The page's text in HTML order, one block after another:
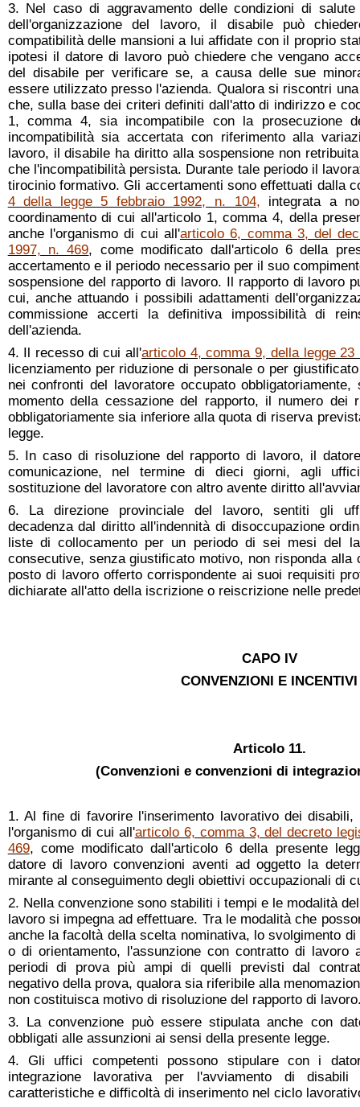
3. Nel caso di aggravamento delle condizioni di
dell'organizzazione del lavoro, il disabile può
compatibilità delle mansioni a lui affidate con il proprio
ipotesi il datore di lavoro può chiedere che vengano
del disabile per verificare se, a causa delle sue
essere utilizzato presso l'azienda. Qualora si riscontri
che, sulla base dei criteri definiti dall'atto di indirizzo e
1, comma 4, sia incompatibile con la prosecuzione
incompatibilità sia accertata con riferimento alla
lavoro, il disabile ha diritto alla sospensione non
che l'incompatibilità persista. Durante tale periodo il
tirocinio formativo. Gli accertamenti sono effettuati dalla
4 della legge 5 febbraio 1992, n. 104, integrata a
coordinamento di cui all'articolo 1, comma 4, della
anche l'organismo di cui all'articolo 6, comma 3, del
1997, n. 469, come modificato dall'articolo 6 della
accertamento e il periodo necessario per il suo
sospensione del rapporto di lavoro. Il rapporto di lavoro
cui, anche attuando i possibili adattamenti
commissione accerti la definitiva impossibilità di
dell'azienda.
4. Il recesso di cui all'articolo 4, comma 9, della legge 23
licenziamento per riduzione di personale o per
nei confronti del lavoratore occupato
momento della cessazione del rapporto, il numero dei
obbligatoriamente sia inferiore alla quota di riserva
legge.
5. In caso di risoluzione del rapporto di lavoro, il
comunicazione, nel termine di dieci giorni, agli
sostituzione del lavoratore con altro avente diritto
6. La direzione provinciale del lavoro, sentiti gli
decadenza dal diritto all'indennità di disoccupazione
liste di collocamento per un periodo di sei mesi del
consecutive, senza giustificato motivo, non risponda
posto di lavoro offerto corrispondente ai suoi requisiti
dichiarate all'atto della iscrizione o reiscrizione nelle
CAPO IV
CONVENZIONI E INCENTIVI
Articolo 11.
(Convenzioni e convenzioni di
1. Al fine di favorire l'inserimento lavorativo dei
l'organismo di cui all'articolo 6, comma 3, del decreto
469, come modificato dall'articolo 6 della presente
datore di lavoro convenzioni aventi ad oggetto la
mirante al conseguimento degli obiettivi occupazionali di
2. Nella convenzione sono stabiliti i tempi e le modalità
lavoro si impegna ad effettuare. Tra le modalità che
anche la facoltà della scelta nominativa, lo svolgimento
o di orientamento, l'assunzione con contratto di lavoro
periodi di prova più ampi di quelli previsti dal
negativo della prova, qualora sia riferibile alla
non costituisca motivo di risoluzione del rapporto di
3. La convenzione può essere stipulata anche con
obbligati alle assunzioni ai sensi della presente legge.
4. Gli uffici competenti possono stipulare con i
integrazione lavorativa per l'avviamento di disabili
caratteristiche e difficoltà di inserimento nel ciclo